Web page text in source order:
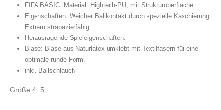
FIFA BASIC. Material: Hightech-PU, mit Strukturoberfläche.
Eigenschaften: Weicher Ballkontakt durch spezielle Kaschierung.
Extrem strapazierfähig.
Herausragende Spieleigenschaften.
Blase: Blase aus Naturlatex umklebt mit Textilfasern für eine
optimale runde Form.
inkl. Ballschlauch
Größe 4, 5